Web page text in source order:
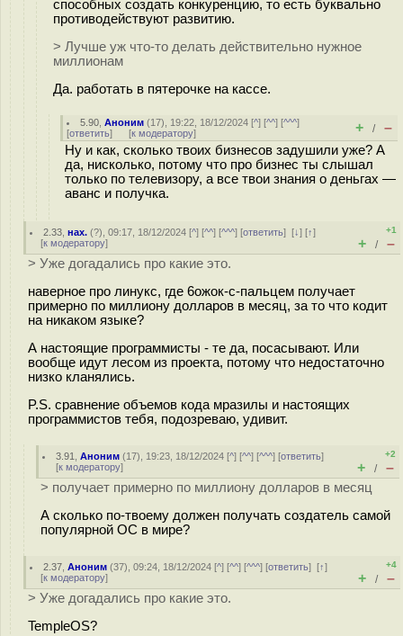
способных создать конкуренцию, то есть буквально
противодействуют развитию.
> Лучше уж что-то делать действительно нужное
миллионам
Да. работать в пятерочке на кассе.
5.90 ,Аноним (17), 19:22, 18/12/2024 [^] [^^] [^^^]
[ответить] [к модератору] + / –
Ну и как, сколько твоих бизнесов задушили уже? А
да, нисколько, потому что про бизнес ты слышал
только по телевизору, а все твои знания о деньгах —
аванс и получка.
2.33 ,нах. (?), 09:17, 18/12/2024 [^] [^^] [^^^] [ответить][↓] [↑]
[к модератору]
+1
+ / –
> Уже догадались про какие это.
наверное про линукс, где 6ожок-с-пальцем получает
примерно по миллиону долларов в месяц, за то что кодит
на никаком языке?
А настоящие программисты - те да, поcacывают. Или
вообще идут лесом из проекта, потому что недостаточно
низко кланялись.
P.S. сравнение объемов кода мразилы и настоящих
программистов тебя, подозреваю, удивит.
3.91 ,Аноним (17), 19:23, 18/12/2024 [^] [^^] [^^^] [ответить]
[к модератору]
+2
+ / –
> получает примерно по миллиону долларов в месяц
А сколько по-твоему должен получать создатель самой
популярной ОС в мире?
2.37 ,Аноним (37), 09:24, 18/12/2024 [^] [^^] [^^^] [ответить][↑]
[к модератору]
+4
+ / –
> Уже догадались про какие это.
TempleOS?